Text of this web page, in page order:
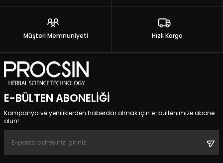
Müşteri Memnuniyeti Hızlı Kargo
E-BÜLTEN ABONELIĞI
Kampanya ve yeniliklerden haberdar olmak için e-bültenimize abone
olun!